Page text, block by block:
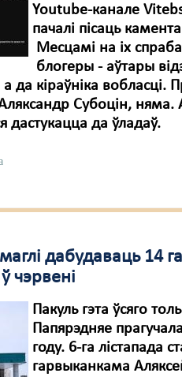
Youtube-канале
пачалі пісаць
Месцамі на іх
блогеры - аўтары
а да кіраўніка вобласці.
Субоцін, няма.
дастукацца да ўладаў.
дабудаваць 14
чэрвені
Пакуль гэта ўсяго
Папярэдняе
году. 6-га лістапада
гарвыканкама